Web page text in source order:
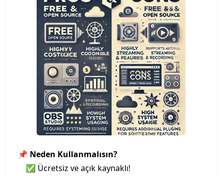
📌 Neden Kullanmalısın?
✅ Ücretsiz ve açık kaynaklı!